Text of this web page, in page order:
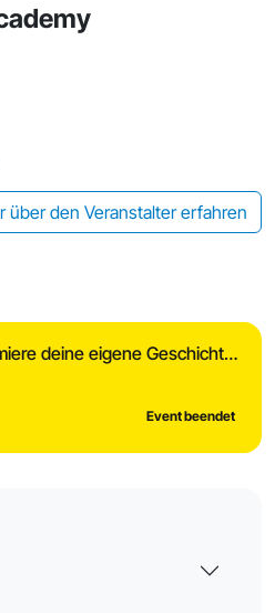
über den Veranstalter erfahren
The Machine - Programmiere deine eigene Geschichte mit Scratch
Event beendet